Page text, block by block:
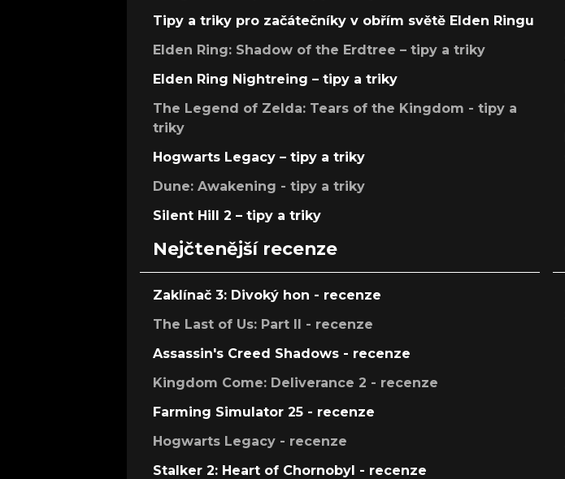
Tipy a triky pro začátečníky v obřím světě Elden Ringu
Elden Ring: Shadow of the Erdtree – tipy a triky
Elden Ring Nightreing – tipy a triky
The Legend of Zelda: Tears of the Kingdom - tipy a
triky
Hogwarts Legacy – tipy a triky
Dune: Awakening - tipy a triky
Silent Hill 2 – tipy a triky
Nejčtenější recenze
Zaklínač 3: Divoký hon - recenze
The Last of Us: Part II - recenze
Assassin's Creed Shadows - recenze
Kingdom Come: Deliverance 2 - recenze
Farming Simulator 25 - recenze
Hogwarts Legacy - recenze
Stalker 2: Heart of Chornobyl - recenze